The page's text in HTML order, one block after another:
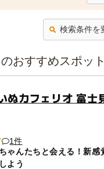
検索条件を
おすすめスポット
ぬカフェリオ 富士
1件
ゃんたちと会える！新感
よう